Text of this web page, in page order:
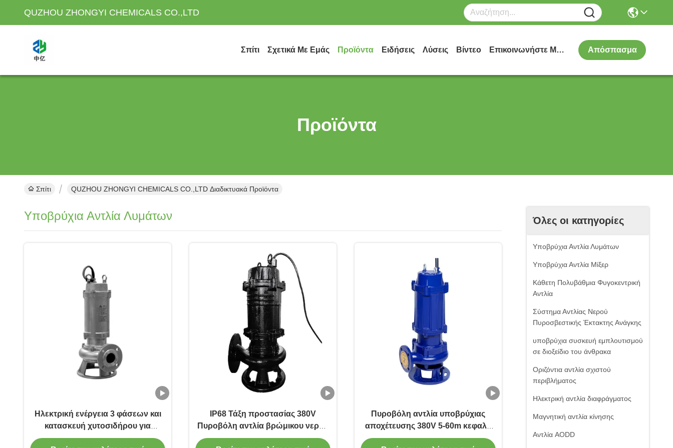
QUZHOU ZHONGYI CHEMICALS CO.,LTD
Σπίτι Σχετικά Με Εμάς Προϊόντα Ειδήσεις Λύσεις Βίντεο Επικοινωνήστε Μαζί Μας Απόσπασμα
Προϊόντα
Σπίτι QUZHOU ZHONGYI CHEMICALS CO.,LTD Διαδικτυακά Προϊόντα
Όλες οι κατηγορίες
Υποβρύχια Αντλία Λυμάτων
Υποβρύχια Αντλία Μίξερ
Κάθετη Πολυβάθμια Φυγοκεντρική
Αντλία
Σύστημα Αντλίας Νερού
Πυροσβεστικής Έκτακτης Ανάγκης
υποβρύχια συσκευή εμπλουτισμού
σε διοξείδιο του άνθρακα
Οριζόντια αντλία σχιστού
περιβλήματος
Ηλεκτρική αντλία διαφράγματος
Μαγνητική αντλία κίνησης
Αντλία AODD
Υποβρύχια Αντλία Λυμάτων
Ηλεκτρική ενέργεια 3 φάσεων και
κατασκευή χυτοσιδήρου για
αποτελεσματική διαχείριση
IP68 Τάξη προστασίας 380V
Πυροβόλη αντλία βρώμικου νερού
για απομάκρυνση νερού σε
Πυροβόλη αντλία υποβρύχιας
αποχέτευσης 380V 5-60m κεφαλή
και θερμοκρασία ≤ 60C χαμηλό